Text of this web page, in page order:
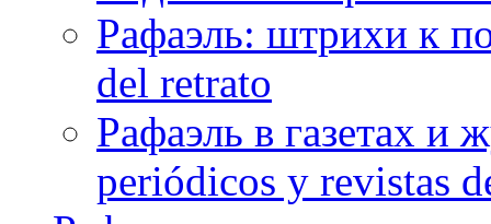
Рафаэль: штрихи к
del retrato
Рафаэль в газетах и
periódicos y revistas